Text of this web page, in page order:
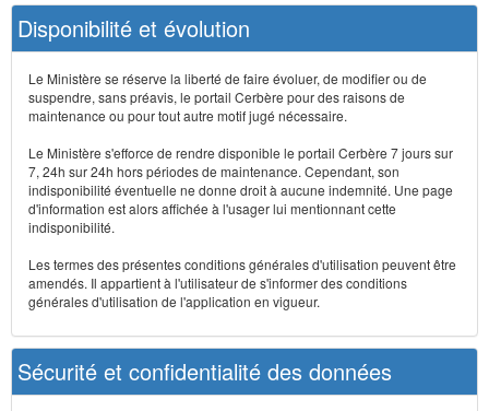
Disponibilité et évolution
Le Ministère se réserve la liberté de faire évoluer, de modifier ou de
suspendre, sans préavis, le portail Cerbère pour des raisons de
maintenance ou pour tout autre motif jugé nécessaire.
Le Ministère s'efforce de rendre disponible le portail Cerbère 7 jours sur
7, 24h sur 24h hors périodes de maintenance. Cependant, son
indisponibilité éventuelle ne donne droit à aucune indemnité. Une page
d'information est alors affichée à l'usager lui mentionnant cette
indisponibilité.
Les termes des présentes conditions générales d'utilisation peuvent être
amendés. Il appartient à l'utilisateur de s'informer des conditions
générales d'utilisation de l'application en vigueur.
Sécurité et confidentialité des données